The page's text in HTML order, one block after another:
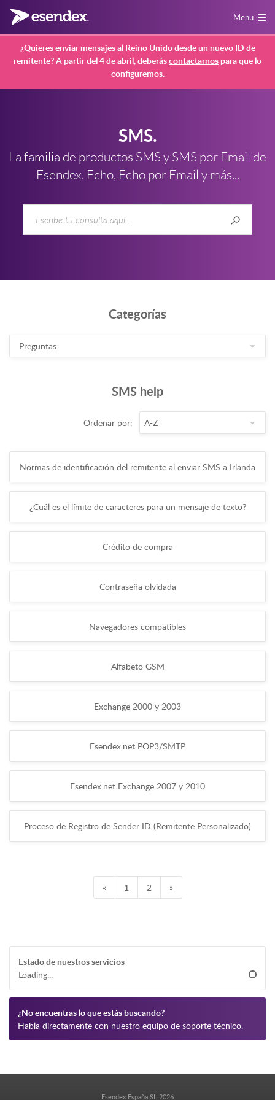
Menu
¿Quieres enviar mensajes al Reino Unido desde un nuevo ID de
remitente? A partir del 4 de abril, deberáscontactarnospara que lo
configuremos.
SMS.
La familia de productos SMS y SMS por Email de
Esendex. Echo, Echo por Email y más...
Categorías
SMS help
Ordenar por:
Normas de identificación del remitente al enviar SMS a Irlanda
¿Cuál es el límite de caracteres para un mensaje de texto?
Crédito de compra
Contraseña olvidada
Navegadores compatibles
Alfabeto GSM
Exchange 2000 y 2003
Esendex.net POP3/SMTP
Esendex.net Exchange 2007 y 2010
Proceso de Registro de Sender ID (Remitente Personalizado)
« 1 2 »
Estado de nuestros servicios
Loading...
¿No encuentras lo que estás buscando?
Habla directamente con nuestro equipo de soporte técnico.
Esendex España SL 2026